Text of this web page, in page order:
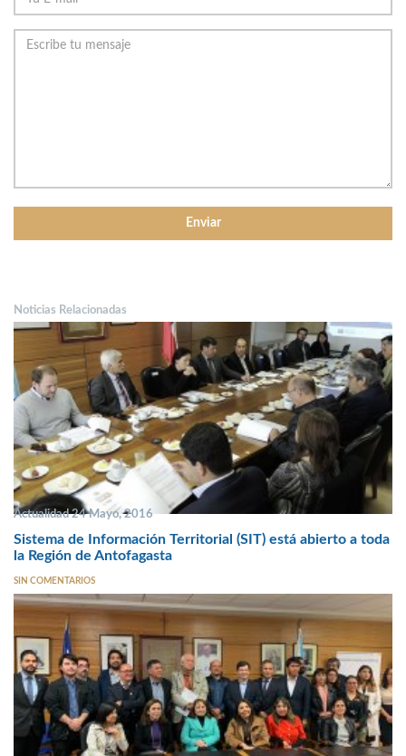
Noticias Relacionadas
Actualidad 24 Mayo, 2016
Sistema de Información Territorial (SIT) está abierto a toda
la Región de Antofagasta
SIN COMENTARIOS